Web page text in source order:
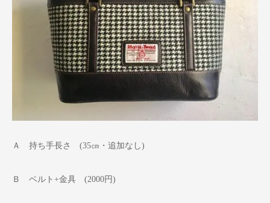
Ａ 持ち手長さ (35㎝・追加なし)
Ｂ ベルト+金具 (2000円)